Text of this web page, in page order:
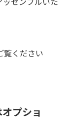
覧ください
プショ